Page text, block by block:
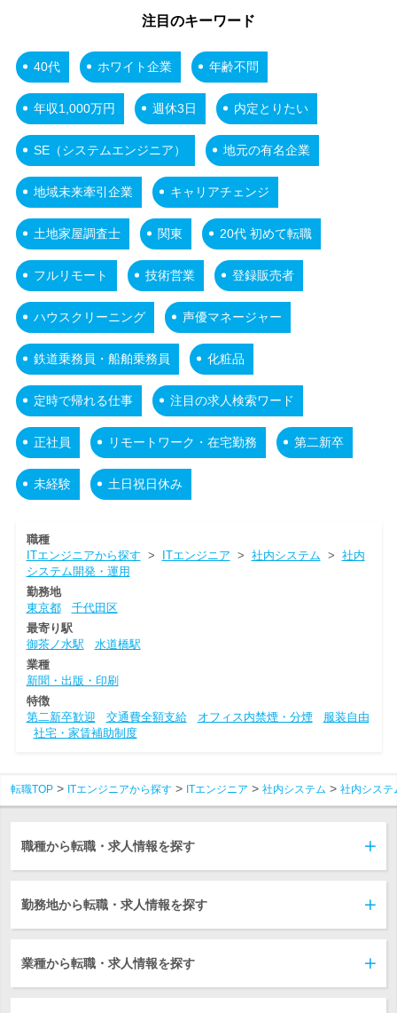
注目のキーワード
40代 ホワイト企業 年齢不問
年収1,000万円 週休3日 内定とりたい
SE（システムエンジニア） 地元の有名企業
地域未来牽引企業 キャリアチェンジ
土地家屋調査士 関東 20代 初めて転職
フルリモート 技術営業 登録販売者
ハウスクリーニング 声優マネージャー
鉄道乗務員・船舶乗務員 化粧品
定時で帰れる仕事 注目の求人検索ワード
正社員 リモートワーク・在宅勤務 第二新卒
未経験 土日祝日休み
職種
ITエンジニアから探す > ITエンジニア > 社内システム > 社内
システム開発・運用
勤務地
東京都
千代田区
最寄り駅
御茶ノ水駅
水道橋駅
業種
新聞・出版・印刷
特徴
第二新卒歓迎
交通費全額支給 オフィス内禁煙・分煙
服装自由
社宅・家賃補助制度
転職TOP ITエンジニアから探す ITエンジニア 社内システム 社内システ
職種から転職・求人情報を探す
勤務地から転職・求人情報を探す
業種から転職・求人情報を探す